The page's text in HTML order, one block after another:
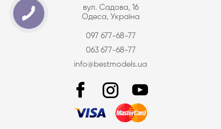
вул. Садова, 16
Одеса, Україна
097 677-68-77
063 677-68-77
info@bestmodels.ua